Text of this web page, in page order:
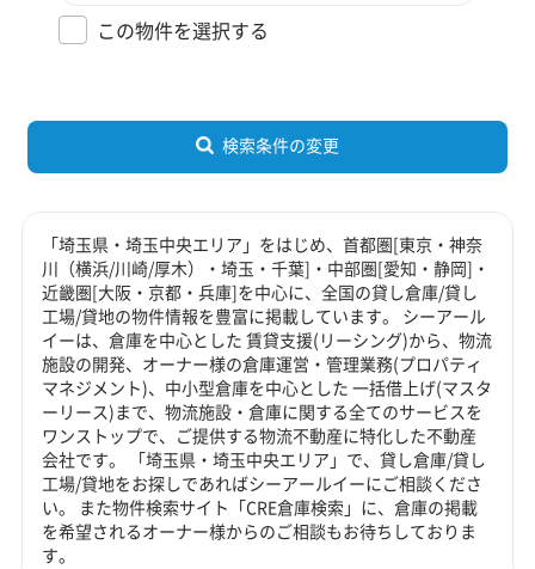
この物件を選択する
検索条件の変更
「埼玉県・埼玉中央エリア」をはじめ、首都圏[東京・神奈
川（横浜/川崎/厚木）・埼玉・千葉]・中部圏[愛知・静岡]・
近畿圏[大阪・京都・兵庫]を中心に、全国の貸し倉庫/貸し
工場/貸地の物件情報を豊富に掲載しています。 シーアール
イーは、倉庫を中心とした 賃貸支援(リーシング)から、物流
施設の開発、オーナー様の倉庫運営・管理業務(プロパティ
マネジメント)、中小型倉庫を中心とした 一括借上げ(マスタ
ーリース)まで、物流施設・倉庫に関する全てのサービスを
ワンストップで、ご提供する物流不動産に特化した不動産
会社です。 「埼玉県・埼玉中央エリア」で、貸し倉庫/貸し
工場/貸地をお探しであればシーアールイーにご相談くださ
い。 また物件検索サイト「CRE倉庫検索」に、倉庫の掲載
を希望されるオーナー様からのご相談もお待ちしておりま
す。